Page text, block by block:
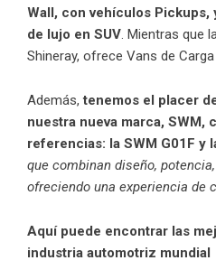
Wall, con vehículos Pickups,
de lujo en SUV . Mientras que
Shineray, ofrece Vans de Carga
Además,tenemos el placer
nuestra nueva marca, SWM,
referencias: la SWM G01F y
que combinan diseño,
ofreciendo una experiencia de
Aquí puede encontrar las
industria automotriz mundial